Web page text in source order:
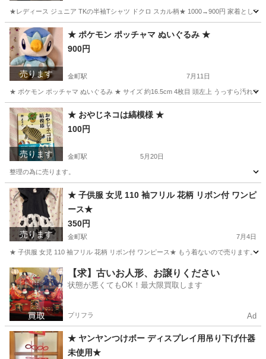
★レディース ジュニア TKの半袖Tシャツ ドクロ スカル柄★ 1000→900円 家着として
東京 葛飾区 金町駅 服/ファッション ドクロ
売ります
★ ポケモン ポッチャマ ぬいぐるみ ★
900円
金町駅 7月11日
★ ポケモン ポッチャマ ぬいぐるみ ★ サイズ 約16.5cm 4枚目 頭左上 うっすら汚れて
東京 葛飾区 金町駅 おもちゃ ポッチャマ
売ります
★ おやじネコは縞模様 ★
100円
金町駅 5月20日
整理の為に売ります。
東京 葛飾区 金町駅 本/CD/DVD おやじ
売ります
★ 子供服 女児 110 袖フリル 花柄 リボン付 ワンピ
ース★
350円
金町駅 7月4日
★ 子供服 女児 110 袖フリル 花柄 リボン付 ワンピース★ もう着ないので売ります。
東京 葛飾区 金町駅 キッズ用品 女児
【求】古いお人形、お譲りください
状態が悪くてもOK！最大限買取します
プリフラ Ad
★ ヤンヤンつけボー ディスプレイ用吊り下げ什器
未使用★